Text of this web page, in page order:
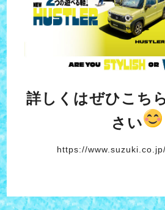
詳しくはぜひこち
さい
https://